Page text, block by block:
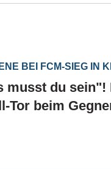
BEI FCM-SIEG IN
musst du
Tor beim